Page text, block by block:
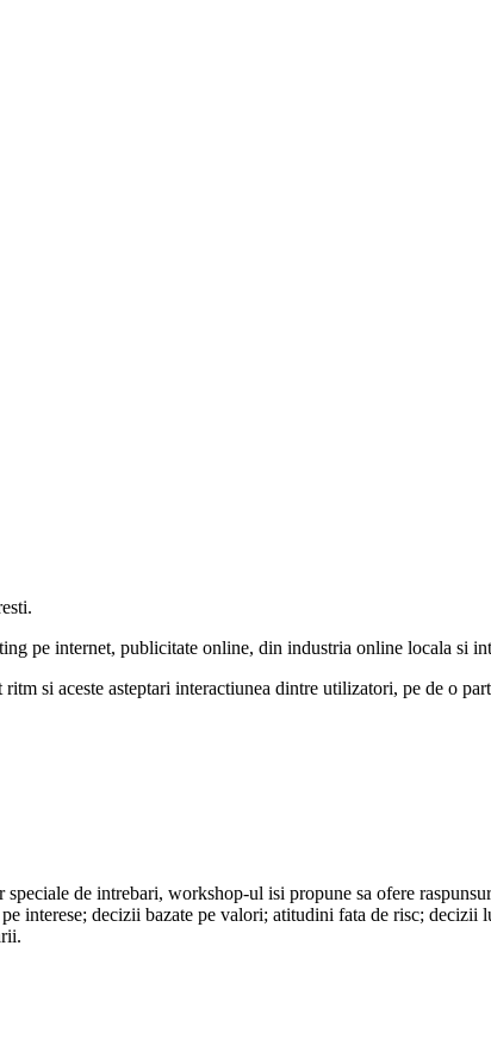
pe internet, publicitate online, din industria online locala si
si aceste asteptari interactiunea dintre utilizatori, pe de o
de intrebari, workshop-ul isi propune sa ofere
interese; decizii bazate pe valori; atitudini fata de risc; decizii